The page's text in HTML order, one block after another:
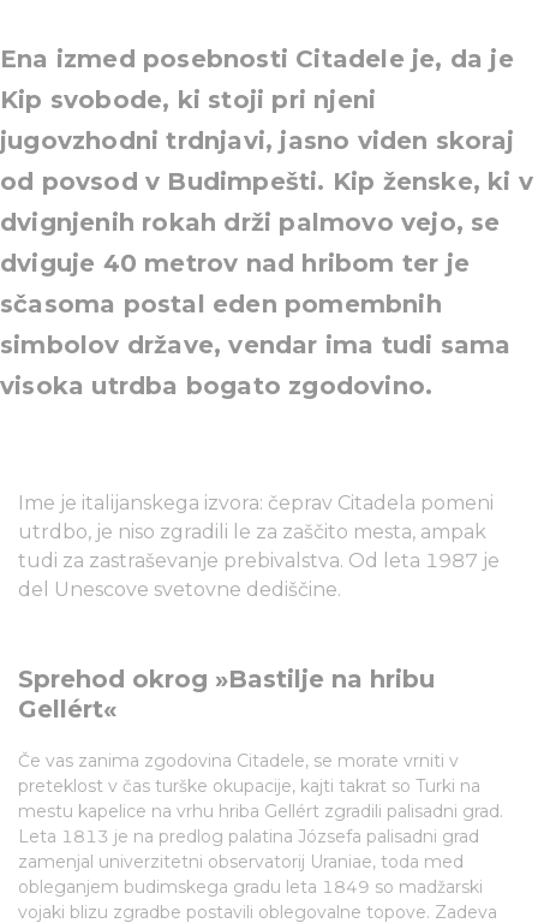
Ena izmed posebnosti Citadele je, da je
Kip svobode, ki stoji pri njeni
jugovzhodni trdnjavi, jasno viden skoraj
od povsod v Budimpešti. Kip ženske, ki v
dvignjenih rokah drži palmovo vejo, se
dviguje 40 metrov nad hribom ter je
sčasoma postal eden pomembnih
simbolov države, vendar ima tudi sama
visoka utrdba bogato zgodovino.
Ime je italijanskega izvora: čeprav Citadela pomeni
utrdbo, je niso zgradili le za zaščito mesta, ampak
tudi za zastraševanje prebivalstva. Od leta 1987 je
del Unescove svetovne dediščine.
Sprehod okrog »Bastilje na hribu
Gellért«
Če vas zanima zgodovina Citadele, se morate vrniti v
preteklost v čas turške okupacije, kajti takrat so Turki na
mestu kapelice na vrhu hriba Gellért zgradili palisadni grad.
Leta 1813 je na predlog palatina Józsefa palisadni grad
zamenjal univerzitetni observatorij Uraniae, toda med
obleganjem budimskega gradu leta 1849 so madžarski
vojaki blizu zgradbe postavili oblegovalne topove. Zadeva